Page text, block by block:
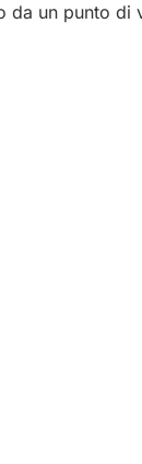
da un punto di